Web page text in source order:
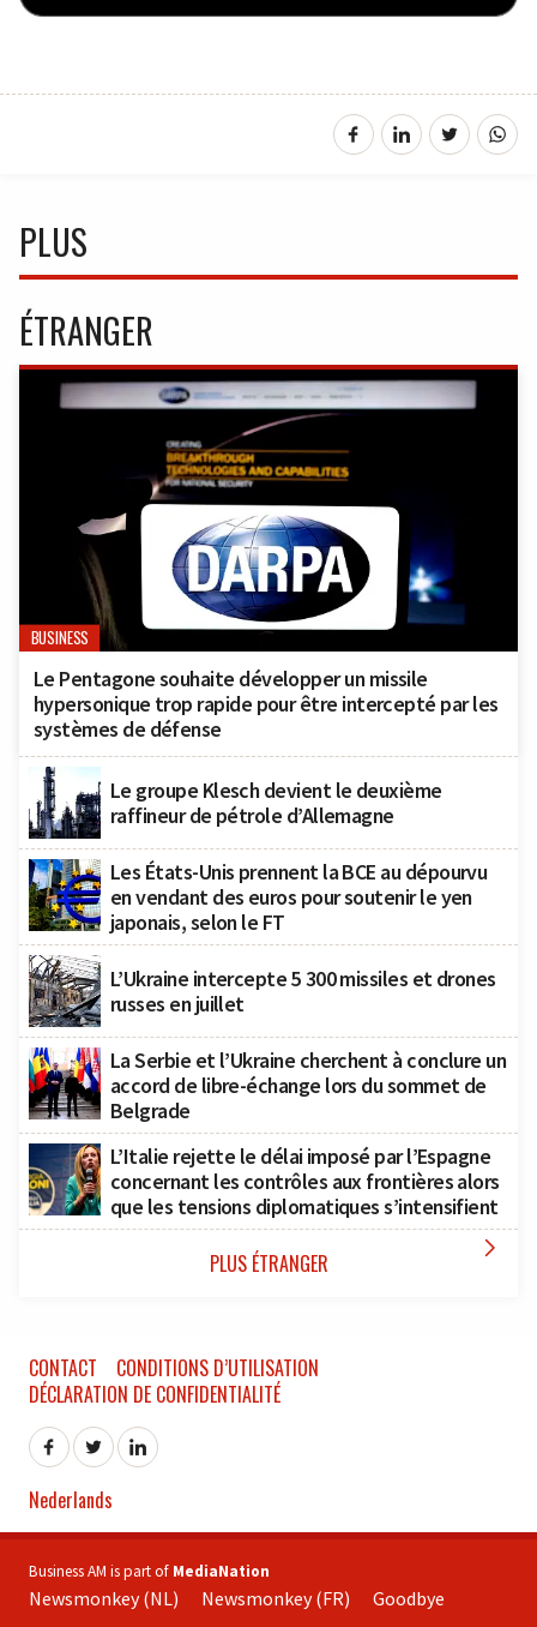
PLUS
ÉTRANGER
BUSINESS
Le Pentagone souhaite développer un missile
hypersonique trop rapide pour être intercepté par les
systèmes de défense
Le groupe Klesch devient le deuxième
raffineur de pétrole d’Allemagne
Les États-Unis prennent la BCE au dépourvu
en vendant des euros pour soutenir le yen
japonais, selon le FT
L’Ukraine intercepte 5 300 missiles et drones
russes en juillet
La Serbie et l’Ukraine cherchent à conclure un
accord de libre-échange lors du sommet de
Belgrade
L’Italie rejette le délai imposé par l’Espagne
concernant les contrôles aux frontières alors
que les tensions diplomatiques s’intensifient
PLUS ÉTRANGER 
CONTACT
CONDITIONS D’UTILISATION
DÉCLARATION DE CONFIDENTIALITÉ
Nederlands
Business AM is part of MediaNation
Newsmonkey (NL) Newsmonkey (FR) Goodbye